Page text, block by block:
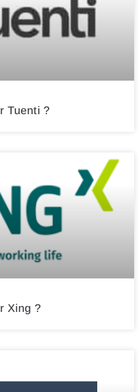
Tuenti ?
Xing ?